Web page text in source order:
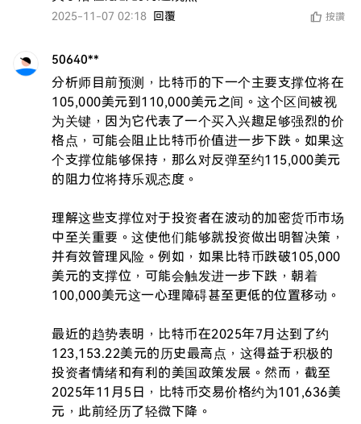
2025-11-07 02:18 回覆 按讚
50640**
分析师目前预测，比特币的下一个主要支撑位将在
105,000美元到110,000美元之间。这个区间被视
为关键，因为它代表了一个买入兴趣足够强烈的价
格点，可能会阻止比特币价值进一步下跌。如果这
个支撑位能够保持，那么对反弹至约115,000美元
的阻力位将持乐观态度。
理解这些支撑位对于投资者在波动的加密货币市场
中至关重要。这使他们能够就投资做出明智决策，
并有效管理风险。例如，如果比特币跌破105,000
美元的支撑位，可能会触发进一步下跌，朝着
100,000美元这一心理障碍甚至更低的位置移动。
最近的趋势表明，比特币在2025年7月达到了约
123,153.22美元的历史最高点，这得益于积极的
投资者情绪和有利的美国政策发展。然而，截至
2025年11月5日，比特币交易价格约为101,636美
元，此前经历了轻微下降。